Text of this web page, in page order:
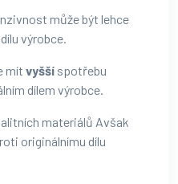
může být lehce
výrobce.
mít vyšší spotřebu
dílem výrobce.
materiálů Avšak
originálnímu dílu